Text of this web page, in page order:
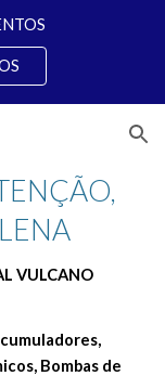
VULCANO
Bombas de